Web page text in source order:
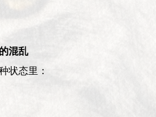
混乱
状态里：